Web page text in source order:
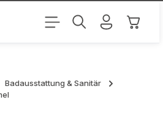
Badausstattung & Sanitär